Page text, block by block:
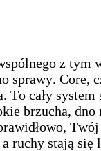
z tym
sprawy. Core,
To cały
brzucha,
ruchy stają się